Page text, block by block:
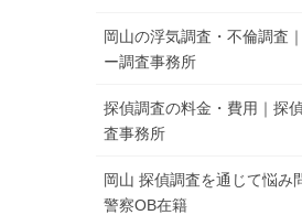
岡山の浮気調査・不倫調査
ー調査事務所
探偵調査の料金・費用｜探
査事務所
岡山 探偵調査を通じて悩み
警察OB在籍